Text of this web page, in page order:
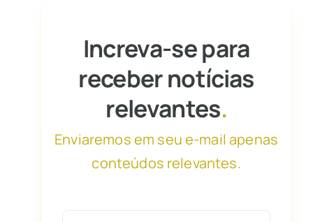
Increva-se para
receber notícias
relevantes.
Enviaremos em seu e-mail apenas
conteúdos relevantes.